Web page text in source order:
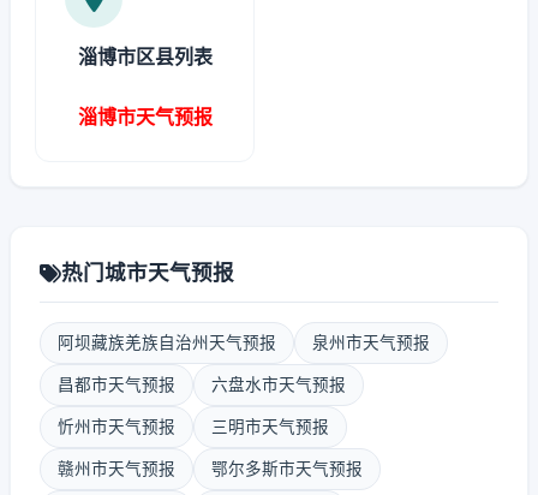
淄博市区县列表
淄博市天气预报
热门城市天气预报
阿坝藏族羌族自治州天气预报 泉州市天气预报
昌都市天气预报 六盘水市天气预报
忻州市天气预报 三明市天气预报
赣州市天气预报 鄂尔多斯市天气预报